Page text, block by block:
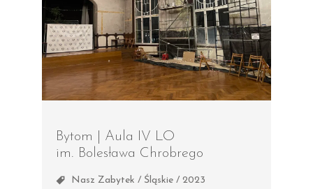
Bytom | Aula IV LO
im. Bolesława Chrobrego
Nasz Zabytek / Śląskie / 2023